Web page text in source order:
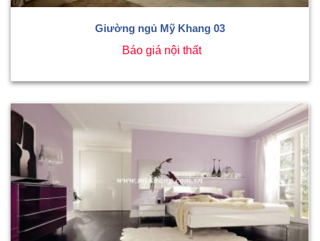
Giường ngủ Mỹ Khang 03
Báo giá nội thất